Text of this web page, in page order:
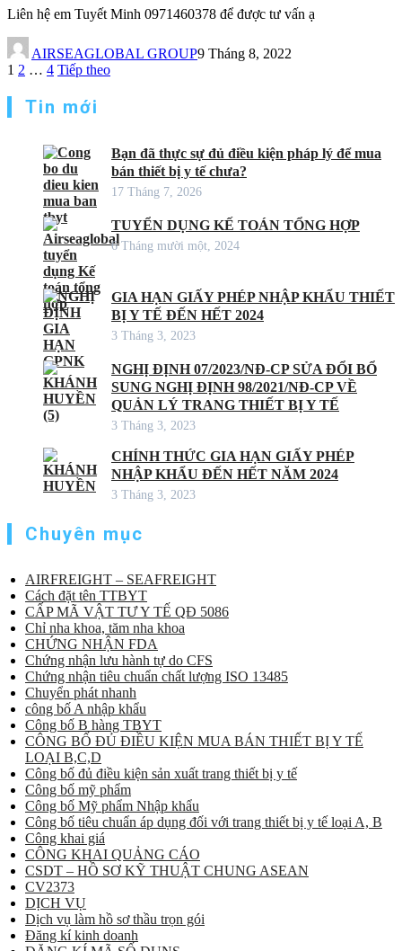
Liên hệ em Tuyết Minh 0971460378 để được tư vấn ạ
AIRSEAGLOBAL GROUP9 Tháng 8, 2022
Phân
trang
bài
1 2 … 4 Tiếp theo
Tin mới
Bạn đã thực sự đủ điều kiện pháp lý để mua
bán thiết bị y tế chưa?
17 Tháng 7, 2026
TUYỂN DỤNG KẾ TOÁN TỔNG HỢP
6 Tháng mười một, 2024
GIA HẠN GIẤY PHÉP NHẬP KHẨU THIẾT
BỊ Y TẾ ĐẾN HẾT 2024
3 Tháng 3, 2023
NGHỊ ĐỊNH 07/2023/NĐ-CP SỬA ĐỔI BỔ
SUNG NGHỊ ĐỊNH 98/2021/NĐ-CP VỀ
QUẢN LÝ TRANG THIẾT BỊ Y TẾ
3 Tháng 3, 2023
CHÍNH THỨC GIA HẠN GIẤY PHÉP
NHẬP KHẨU ĐẾN HẾT NĂM 2024
3 Tháng 3, 2023
Chuyên mục
AIRFREIGHT – SEAFREIGHT
Cách đặt tên TTBYT
CẤP MÃ VẬT TƯ Y TẾ QĐ 5086
Chỉ nha khoa, tăm nha khoa
CHỨNG NHẬN FDA
Chứng nhận lưu hành tự do CFS
Chứng nhận tiêu chuẩn chất lượng ISO 13485
Chuyển phát nhanh
công bố A nhập khẩu
Công bố B hàng TBYT
CÔNG BỐ ĐỦ ĐIỀU KIỆN MUA BÁN THIẾT BỊ Y TẾ
LOẠI B,C,D
Công bố đủ điều kiện sản xuất trang thiết bị y tế
Công bố mỹ phẩm
Công bố Mỹ phẩm Nhập khẩu
Công bố tiêu chuẩn áp dụng đối với trang thiết bị y tế loại A, B
Công khai giá
CÔNG KHAI QUẢNG CÁO
CSDT – HỒ SƠ KỸ THUẬT CHUNG ASEAN
CV2373
DỊCH VỤ
Dịch vụ làm hồ sơ thầu trọn gói
Đăng kí kinh doanh